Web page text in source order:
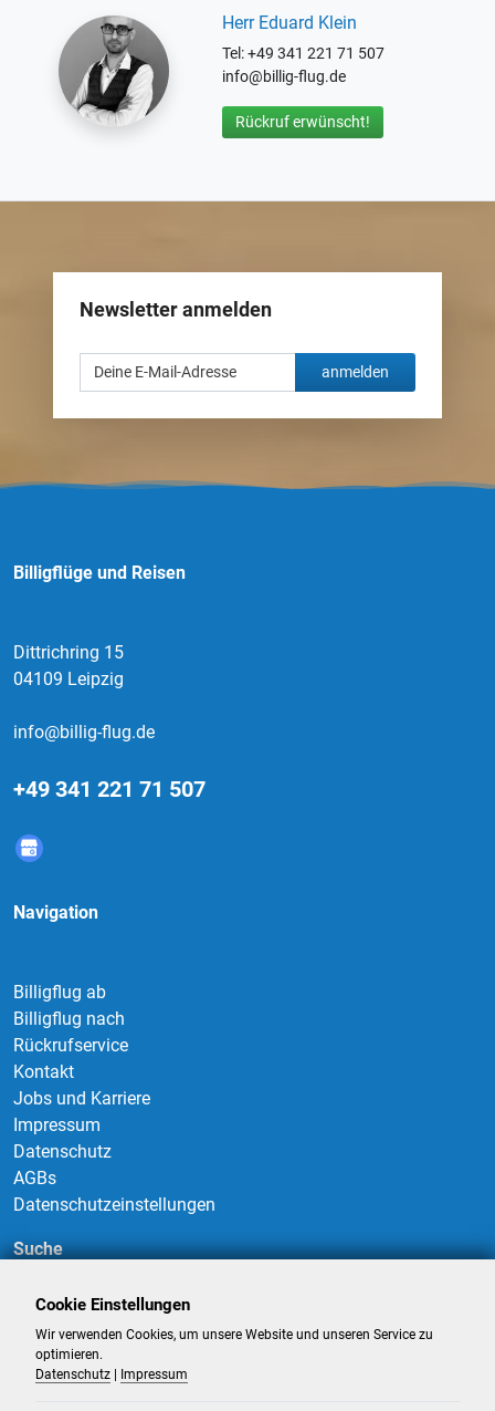
Herr Eduard Klein
Tel: +49 341 221 71 507
info@billig-flug.de
Rückruf erwünscht!
Newsletter anmelden
anmelden
Billigflüge und Reisen
Dittrichring 15
04109 Leipzig
info@billig-flug.de
+49 341 221 71 507
Navigation
Billigflug ab
Billigflug nach
Rückrufservice
Kontakt
Jobs und Karriere
Impressum
Datenschutz
AGBs
Datenschutzeinstellungen
Suche
Suchen
Cookie Einstellungen
Wir verwenden Cookies, um unsere Website und unseren Service zu
optimieren.
Datenschutz
Impressum